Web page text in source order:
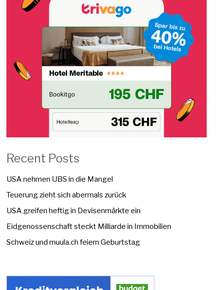
Recent Posts
USA nehmen UBS in die Mangel
Teuerung zieht sich abermals zurück
USA greifen heftig in Devisenmärkte ein
Eidgenossenschaft steckt Milliarde in Immobilien
Schweiz und muula.ch feiern Geburtstag